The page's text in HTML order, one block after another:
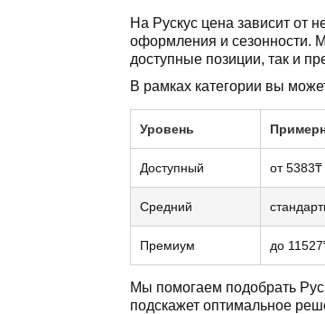
На Рускус цена зависит от
оформления и сезонности.
доступные позиции, так и
В рамках категории вы
Уровень
Доступный от 5383₸
Средний
Премиум до
Мы помогаем подобрать
подскажет оптимальное